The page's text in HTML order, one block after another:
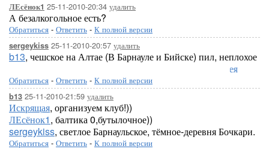
ЛЕсёнок1 25-11-2010-20:34 удалить
А безалкогольное есть?
Обратиться - Ответить - К полной версии
sergeykiss 25-11-2010-20:57 удалить
b13, чешское на Алтае (В Барнауле и Бийске) пил, неплохое
Лорелея
Обратиться - Ответить - К полной версии
b13 25-11-2010-21:59 удалить
Искрящая, организуем клуб!))
ЛЕсёнок1, балтика 0,бутылочное))
sergeykiss, светлое Барнаульское, тёмное-деревня Бочкари.
Обратиться - Ответить - К полной версии